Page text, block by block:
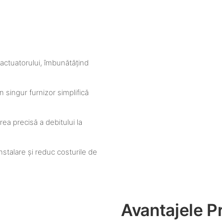
îmbunătățind
singur furnizor simplifică
precisă a debitului la
și reduc costurile de
Avantajele